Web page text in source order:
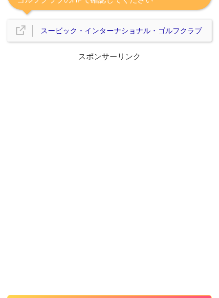
スービック・インターナショナル・ゴルフクラブ
スポンサーリンク